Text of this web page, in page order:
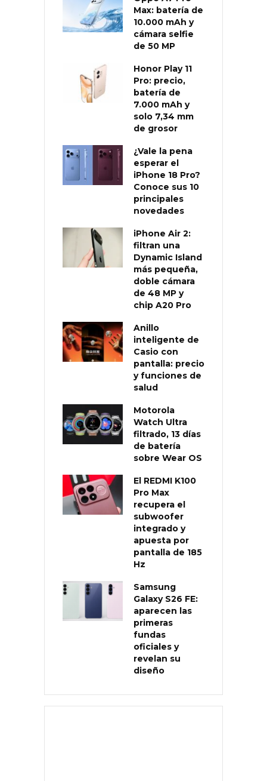
Max: batería de
10.000 mAh y
cámara selfie
de 50 MP
Honor Play 11
Pro: precio,
batería de
7.000 mAh y
solo 7,34 mm
de grosor
¿Vale la pena
esperar el
iPhone 18 Pro?
Conoce sus 10
principales
novedades
iPhone Air 2:
filtran una
Dynamic Island
más pequeña,
doble cámara
de 48 MP y
chip A20 Pro
Anillo
inteligente de
Casio con
pantalla: precio
y funciones de
salud
Motorola
Watch Ultra
filtrado, 13 días
de batería
sobre Wear OS
El REDMI K100
Pro Max
recupera el
subwoofer
integrado y
apuesta por
pantalla de 185
Hz
Samsung
Galaxy S26 FE:
aparecen las
primeras
fundas
oficiales y
revelan su
diseño